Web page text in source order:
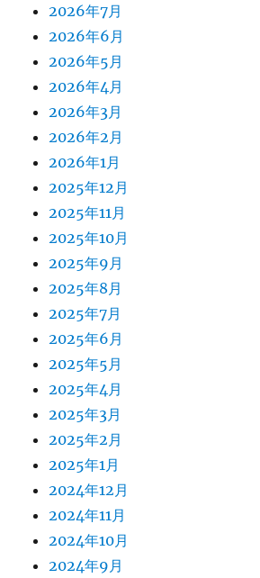
2026年7月
2026年6月
2026年5月
2026年4月
2026年3月
2026年2月
2026年1月
2025年12月
2025年11月
2025年10月
2025年9月
2025年8月
2025年7月
2025年6月
2025年5月
2025年4月
2025年3月
2025年2月
2025年1月
2024年12月
2024年11月
2024年10月
2024年9月